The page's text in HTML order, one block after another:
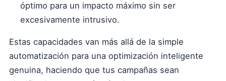
óptimo para un impacto máximo sin ser
excesivamente intrusivo.
Estas capacidades van más allá de la simple
automatización para una optimización inteligente
genuina, haciendo que tus campañas sean